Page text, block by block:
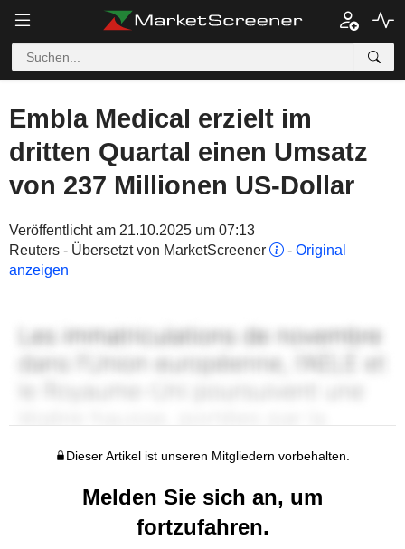
Embla Medical erzielt im
dritten Quartal einen Umsatz
von 237 Millionen US-Dollar
Veröffentlicht am 21.10.2025 um 07:13
Reuters - Übersetzt von MarketScreener
- Original
anzeigen
Dieser Artikel ist unseren Mitgliedern vorbehalten.
Melden Sie sich an, um
fortzufahren.